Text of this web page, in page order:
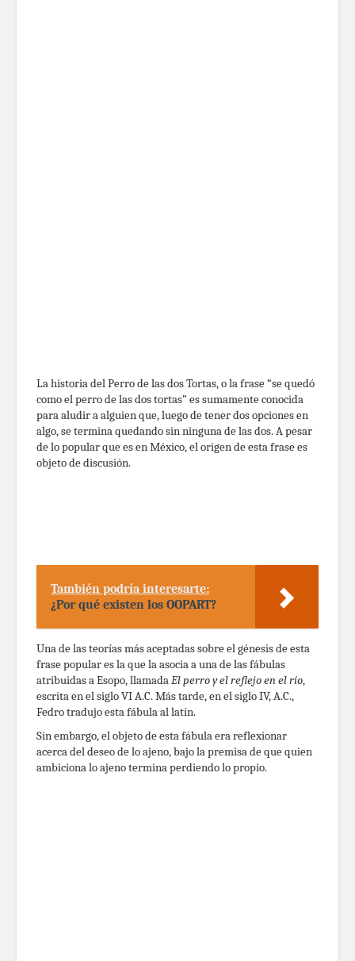
La historia del Perro de las dos Tortas, o la frase “se quedó
como el perro de las dos tortas” es sumamente conocida
para aludir a alguien que, luego de tener dos opciones en
algo, se termina quedando sin ninguna de las dos. A pesar
de lo popular que es en México, el origen de esta frase es
objeto de discusión.
También podría interesarte:
¿Por qué existen los OOPART?
Una de las teorías más aceptadas sobre el génesis de esta
frase popular es la que la asocia a una de las fábulas
atribuidas a Esopo, llamadaEl perro y el reflejo en el río,
escrita en el siglo VI A.C. Más tarde, en el siglo IV, A.C.,
Fedro tradujo esta fábula al latín.
Sin embargo, el objeto de esta fábula era reflexionar
acerca del deseo de lo ajeno, bajo la premisa de que quien
ambiciona lo ajeno termina perdiendo lo propio.